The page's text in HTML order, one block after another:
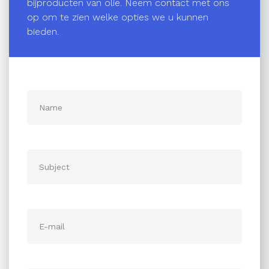
bijproducten van olie. Neem contact met ons
op om te zien welke opties we u kunnen
bieden.